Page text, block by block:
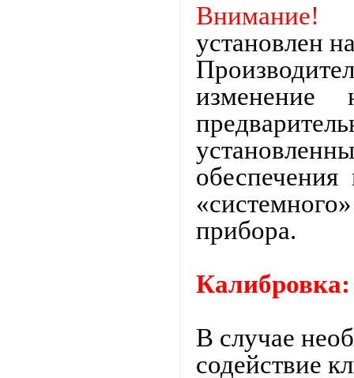
Внимание!
установлен
изменение
прибора.
Калибровка:
В случае
содействие